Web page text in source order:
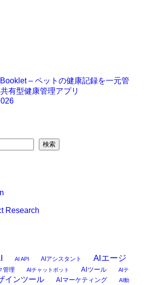
– ペットの健康記録を一元管
有型健康管理アプリ
検索
Research
AI API AIアシスタント
AIエージ
管理 AIチャットボット AIツール
AIテ
インツール AIマーケティング AI動